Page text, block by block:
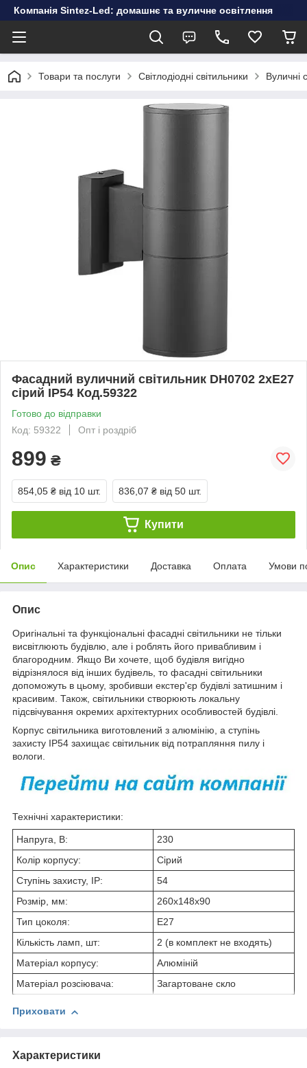
Компанія Sintez-Led: домашнє та вуличне освітлення
Товари та послуги Світлодіодні світильники Вуличні
Фасадний вуличний світильник DH0702 2хЕ27
сірий IP54 Код.59322
Готово до відправки
Код: 59322
Опт і роздріб
899 ₴
854,05 ₴ від 10 шт. 836,07 ₴ від 50 шт.
Купити
Опис Характеристики Доставка Оплата Умови
Опис
Оригінальні та функціональні фасадні світильники не тільки
висвітлюють будівлю, але і роблять його привабливим і
благородним. Якщо Ви хочете, щоб будівля вигідно
відрізнялося від інших будівель, то фасадні світильники
допоможуть в цьому, зробивши екстер'єр будівлі затишним і
красивим. Також, світильники створюють локальну
підсвічування окремих архітектурних особливостей будівлі.
Корпус світильника виготовлений з алюмінію, а ступінь
захисту IP54 захищає світильник від потрапляння пилу і
вологи.
Технічні характеристики:
Напруга, В:
230
Колір корпусу:
Сірий
Ступінь захисту, IP:
54
Розмір, мм:
260х148х90
Тип цоколя:
Е27
Кількість ламп, шт:
2 (в комплект не входять)
Матеріал корпусу:
Алюміній
Матеріал розсіювача:
Загартоване скло
Приховати
Характеристики